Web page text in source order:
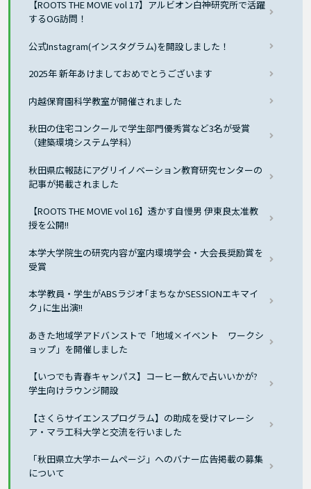
【ROOTS THE MOVIE vol 17】アルビオン白神研究所で活躍
するOG訪問！
公式Instagram(インスタグラム)を開設しました！
2025年 新年あけましておめでとうございます
内越保育園科学教室が開催されました
秋田の住宅コンクールで学生部門優秀賞など3名が受賞
（建築環境システム学科）
秋田県広報誌にアグリイノベーション教育研究センターの
記事が掲載されました
【ROOTS THE MOVIE vol 16】透かす自慢男 伊東良太准教
授を公開!!
本学大学院生の研究内容が室内環境学会・大会長奨励賞を
受賞
本学教員・学生がABSラジオ｢まちなかSESSIONエキマイ
ク｣に生出演!!
あきた地域学アドバンストで「地域×イベント ワークシ
ョップ」を開催しました
【いつでも青春キャンパス】コーヒー飲んで占いいかが?
学生向けラウンジ開設
【さくらサイエンスプログラム】の助成を受けマレーシ
ア・マラ工科大学と交流を行いました
「秋田県立大学ホームページ」へのバナー広告掲載の募集
について